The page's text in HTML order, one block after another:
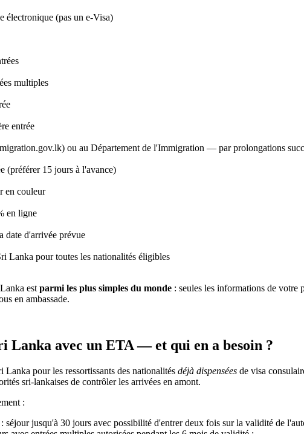
(pas un e-Visa)
multiples
entrée
ou au Département de l'Immigration — par prolongations
(préférer 15 jours à l'avance)
en couleur
en ligne
date d'arrivée prévue
Lanka pour toutes les nationalités éligibles
est parmi les plus simples du monde : seules les informations de votre
en ambassade.
Lanka avec un ETA — et qui en a besoin ?
pour les ressortissants des nationalités déjà dispensées de visa
sri-lankaises de contrôler les arrivées en amont.
:
: séjour jusqu'à 30 jours avec possibilité d'entrer deux fois sur la validité de